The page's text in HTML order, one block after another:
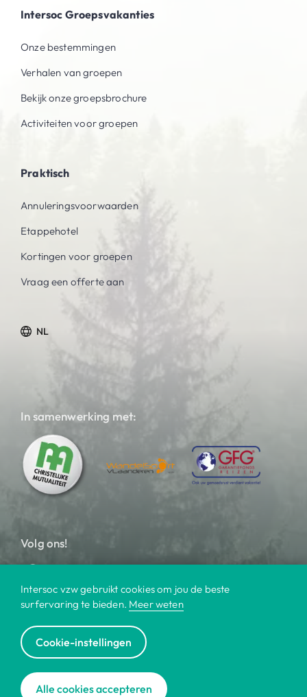
Intersoc Groepsvakanties
Onze bestemmingen
Verhalen van groepen
Bekijk onze groepsbrochure
Activiteiten voor groepen
Praktisch
Annuleringsvoorwaarden
Etappehotel
Kortingen voor groepen
Vraag een offerte aan
NL
In samenwerking met:
Volg ons!
Bestemmingen | Waarom intersoc?
Intersoc vzw gebruikt cookies om jou de beste
surfervaring te bieden. Meer weten
Cookie-instellingen
Alle cookies accepteren